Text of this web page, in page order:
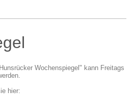
Wochenspiegel" kann Freitags
hier: